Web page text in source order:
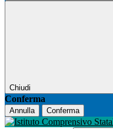
Chiudi
Conferma
Annulla Conferma